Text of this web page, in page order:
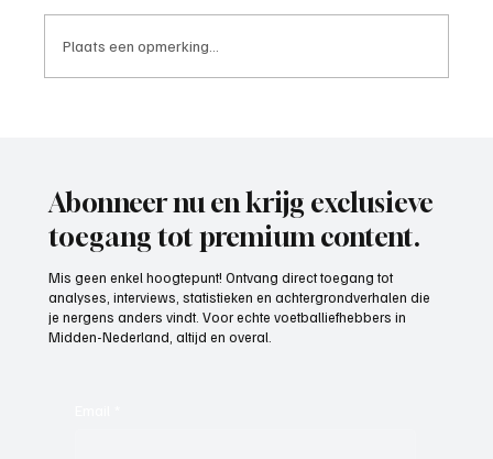
Plaats een opmerking...
Abonneer nu en krijg exclusieve
toegang tot premium content.
Mis geen enkel hoogtepunt! Ontvang direct toegang tot
analyses, interviews, statistieken en achtergrondverhalen die
je nergens anders vindt. Voor echte voetballiefhebbers in
Midden-Nederland, altijd en overal.